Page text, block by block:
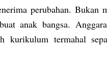
perubahan. Bukan
anak bangsa.
kurikulum termahal